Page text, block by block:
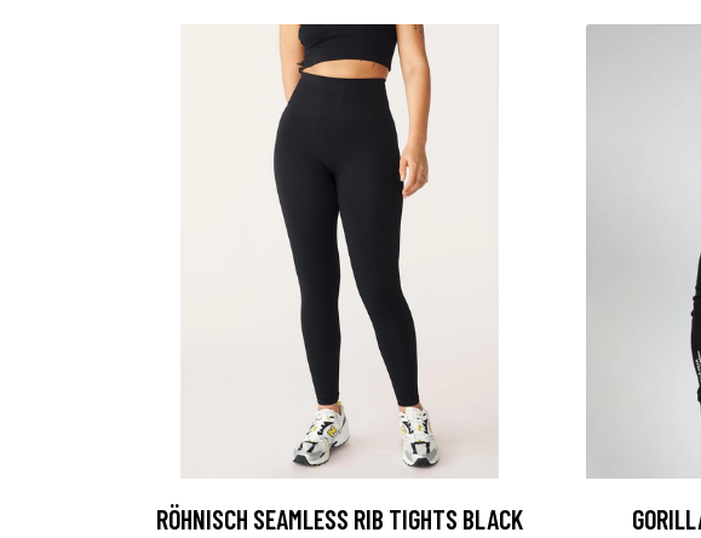
RÖHNISCH SEAMLESS RIB TIGHTS BLACK